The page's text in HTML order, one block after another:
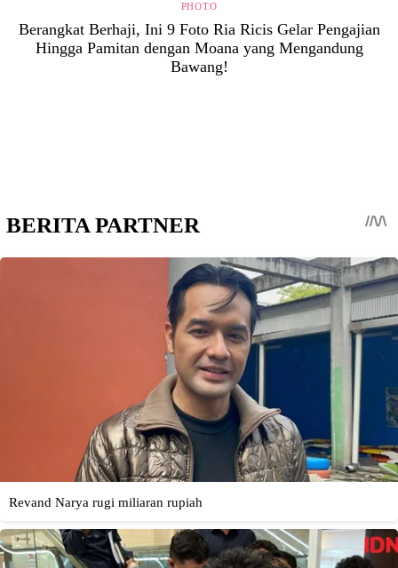
PHOTO
Berangkat Berhaji, Ini 9 Foto Ria Ricis Gelar Pengajian
Hingga Pamitan dengan Moana yang Mengandung
Bawang!